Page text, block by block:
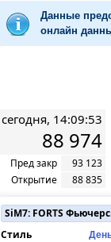
Данные
онлайн
сегодня, 14:09:53
88 974
Пред закр
93 123
Открытие
88 835
SiM7: FORTS
Стиль